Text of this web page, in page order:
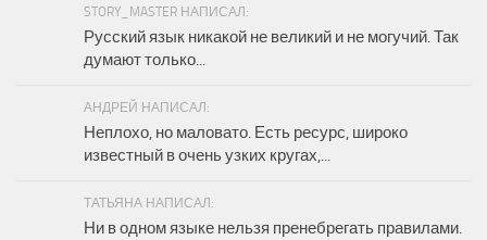
STORY_MASTER НАПИСАЛ:
Русский язык никакой не великий и не могучий. Так
думают только...
АНДРЕЙ НАПИСАЛ:
Неплохо, но маловато. Есть ресурс, широко
известный в очень узких кругах,...
ТАТЬЯНА НАПИСАЛ:
Ни в одном языке нельзя пренебрегать правилами.